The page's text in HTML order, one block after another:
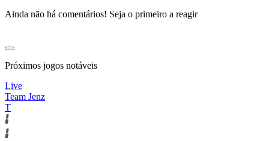
Ainda não há comentários! Seja o primeiro a reagir
Próximos jogos notáveis
Live
Team Jenz
T